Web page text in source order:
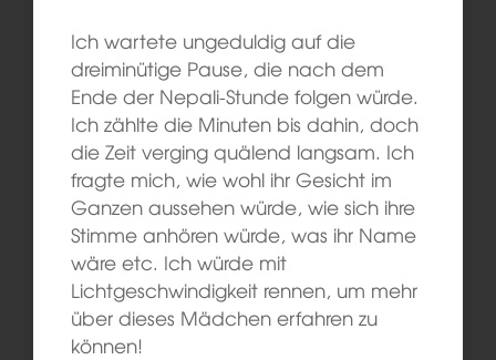
Ich wartete ungeduldig auf die
dreiminütige Pause, die nach dem
Ende der Nepali-Stunde folgen würde.
Ich zählte die Minuten bis dahin, doch
die Zeit verging quälend langsam. Ich
fragte mich, wie wohl ihr Gesicht im
Ganzen aussehen würde, wie sich ihre
Stimme anhören würde, was ihr Name
wäre etc. Ich würde mit
Lichtgeschwindigkeit rennen, um mehr
über dieses Mädchen erfahren zu
können!